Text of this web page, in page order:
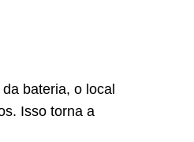
bateria, o local
Isso torna a